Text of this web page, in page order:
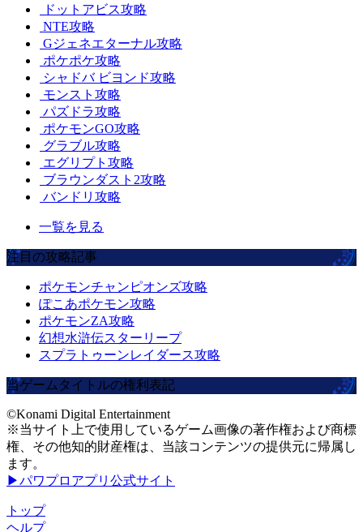
ドットアビス攻略
NTE攻略
Gジェネエターナル攻略
ポケポケ攻略
シャドバ ビヨンド攻略
モンスト攻略
パズドラ攻略
ポケモンGO攻略
グラブル攻略
エグリプト攻略
ブラウンダスト2攻略
バンドリ攻略
一覧を見る
注目の攻略記事
ポケモンチャンピオンズ攻略
ぽこあポケモン攻略
ポケモンZA攻略
幻想水滸伝スターリープ
スプラトゥーンレイダース攻略
当ゲームタイトルの権利表記
©Konami Digital Entertainment
※当サイト上で使用しているゲーム画像の著作権および商標
権、その他知的財産権は、当該コンテンツの提供元に帰属し
ます。
▶パワプロアプリ公式サイト
トップ
ヘルプ